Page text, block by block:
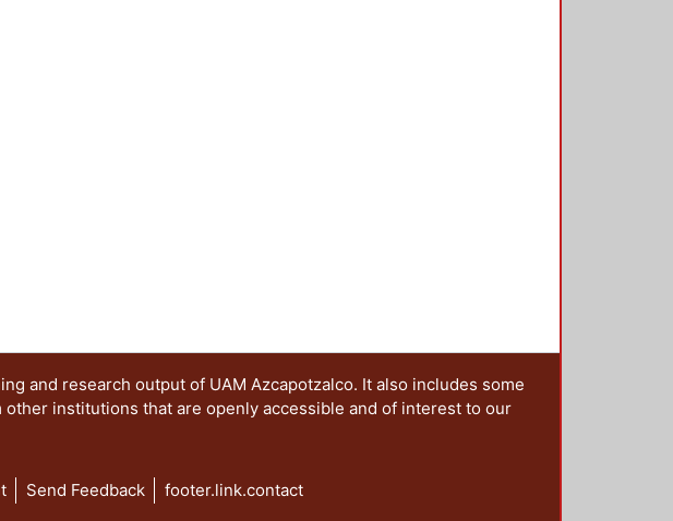
and research output of UAM Azcapotzalco. It also includes some
institutions that are openly accessible and of interest to our
Send Feedback footer.link.contact